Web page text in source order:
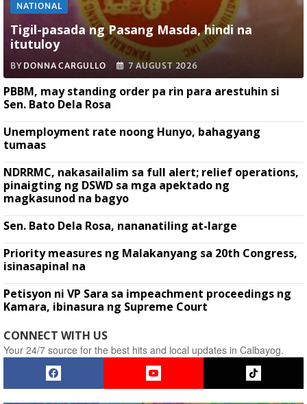
NATIONAL
Tigil-pasada ng Pasang Masda, hindi na
itutuloy
BY DONNA CARGULLO 7 AUGUST 2026
PBBM, may standing order pa rin para arestuhin si
Sen. Bato Dela Rosa
Unemployment rate noong Hunyo, bahagyang
tumaas
NDRRMC, nakasailalim sa full alert; relief operations,
pinaigting ng DSWD sa mga apektado ng
magkasunod na bagyo
Sen. Bato Dela Rosa, nananatiling at-large
Priority measures ng Malakanyang sa 20th Congress,
isinasapinal na
Petisyon ni VP Sara sa impeachment proceedings ng
Kamara, ibinasura ng Supreme Court
CONNECT WITH US
Your 24/7 source for the best hits and local updates in Calbayog.